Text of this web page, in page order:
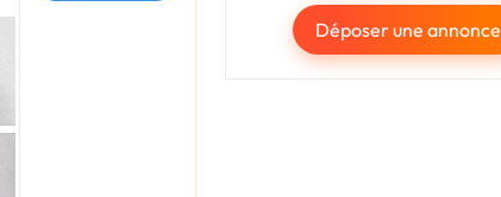
Déposer une annonce